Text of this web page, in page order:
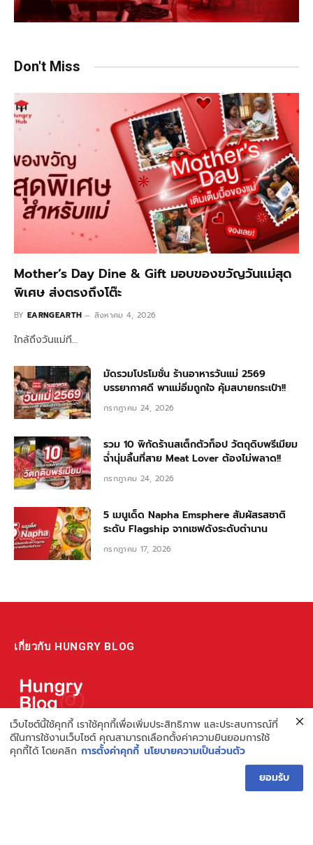
Don't Miss
Mother’s Day Dine & Gift มอบของขวัญวันแม่สุด
พิเศษ ส่งตรงถึงโต๊ะ
BY EARNGEARTH สิงหาคม 4, 2026
ใกล้ถึงวันแม่ที…
มัดรวมโปรโมชั่น ร้านอาหารวันแม่ 2569
บรรยากาศดี พาแม่อิ่มถูกใจ คุ้มสบายกระเป๋า!!
กรกฎาคม 24, 2026
รวม 10 พิกัดร้านสเต็กตัวท็อป วัตถุดิบพรีเมียม
ฉ่ำนุ่มลิ้นที่สาย Meat Lover ต้องไม่พลาด!!
กรกฎาคม 24, 2026
5 เมนูเด็ด Napha Emsphere สัมผัสรสชาติ
ระดับ Flagship จากเชฟดังระดับตำนาน
กรกฎาคม 17, 2026
เกี่ยวกับ HUNGRY BLOG
แหล่งรวมข้อมูล ข่าวสาร เกี่ยวกับร้านอาหารและเรื่องกิน ไม่ว่าจะเป็น
รีวิว ชี้เป้า รวมถึงความรู้ต่างๆ ที่เราอยากแชร์!
ไม่พอ เรายังมีความรู้เกี่ยวกับการทำร้านอาหาร เพื่อผู้ประกอบการ ที่
เว็บไซต์นี้ใช้คุกกี้ เราใช้คุกกี้เพื่อเพิ่มประสิทธิภาพ และประสบการณ์ที่
ดีในการใช้งานเว็บไซต์ คุณสามารถเลือกตั้งค่าความยินยอมการใช้
คุกกี้ได้ โดยคลิก การตั้งค่าคุกกี้ นโยบายความเป็นส่วนตัว
ยอมรับ